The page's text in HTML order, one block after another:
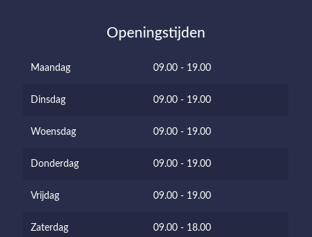
Openingstijden
Maandag 09.00 - 19.00
Dinsdag 09.00 - 19.00
Woensdag 09.00 - 19.00
Donderdag 09.00 - 19.00
Vrijdag 09.00 - 19.00
Zaterdag 09.00 - 18.00